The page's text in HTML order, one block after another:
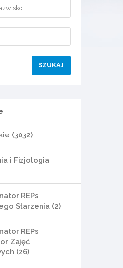
(3032)
i Fizjologia
REPs
Starzenia (2)
REPs
Zajęć
(26)